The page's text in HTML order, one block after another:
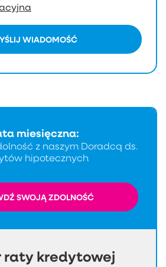
WIADOMOŚĆ
raty kredytowej
miesięczna:
z naszym Doradcą ds.
hipotecznych
SWOJĄ ZDOLNOŚĆ